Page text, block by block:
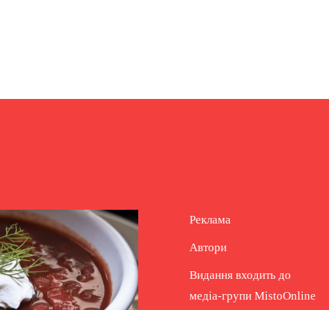
Реклама
Автори
Видання входить до
медіа-групи MistoOnline